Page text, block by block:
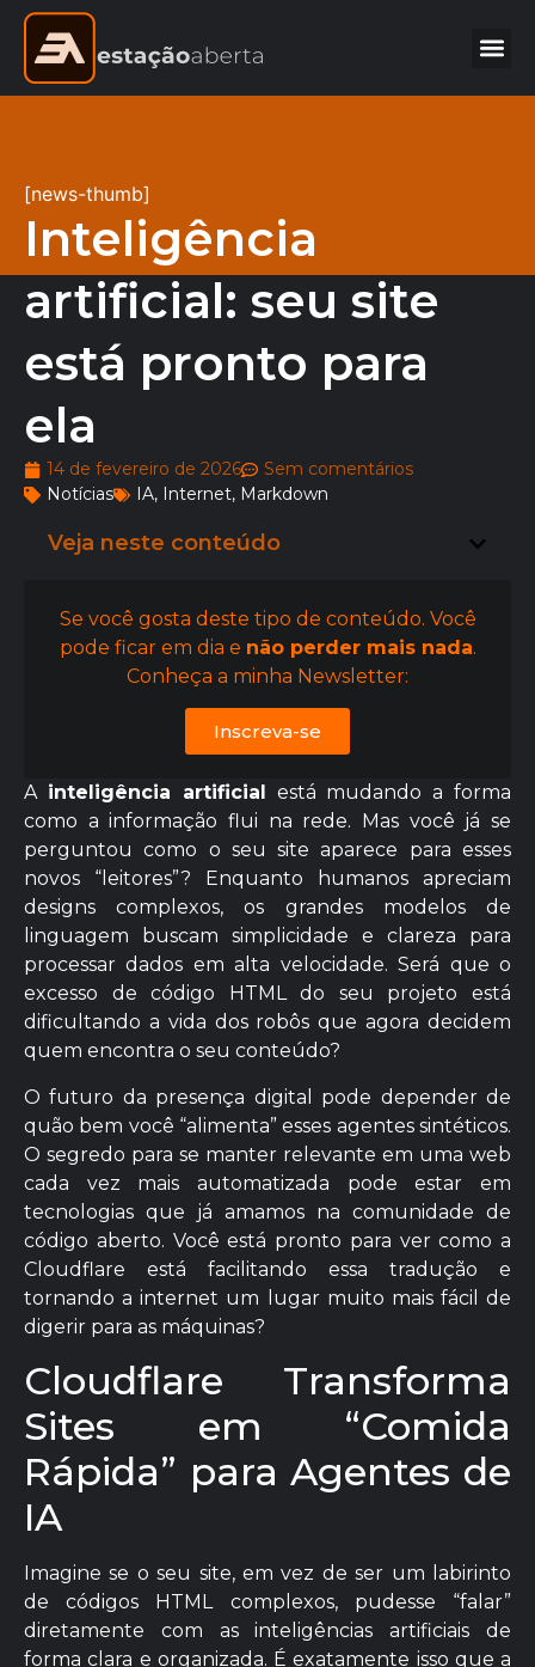
[news-thumb]
Inteligência
artificial: seu site
está pronto para
ela
14 de fevereiro de 2026
Sem comentários
Notícias
IA, Internet, Markdown
Veja neste conteúdo
Se você gosta deste tipo de conteúdo. Você
pode ficar em dia e não perder mais nada.
Conheça a minha Newsletter:
Inscreva-se
A inteligência artificial
está mudando a forma
como a informação flui na rede. Mas você já se
perguntou como o seu site aparece para esses
novos “leitores”? Enquanto humanos apreciam
designs complexos, os grandes modelos de
linguagem buscam simplicidade e clareza para
processar dados em alta velocidade. Será que o
excesso de código HTML do seu projeto está
dificultando a vida dos robôs que agora decidem
quem encontra o seu conteúdo?
O futuro da presença digital pode depender de
quão bem você “alimenta” esses agentes sintéticos.
O segredo para se manter relevante em uma web
cada vez mais automatizada pode estar em
tecnologias que já amamos na comunidade de
código aberto. Você está pronto para ver como a
Cloudflare está facilitando essa tradução e
tornando a internet um lugar muito mais fácil de
digerir para as máquinas?
Cloudflare Transforma
Sites em “Comida
Rápida” para Agentes de
IA
Imagine se o seu site, em vez de ser um labirinto
de códigos HTML complexos, pudesse “falar”
diretamente com as inteligências artificiais de
forma clara e organizada. É exatamente isso que a